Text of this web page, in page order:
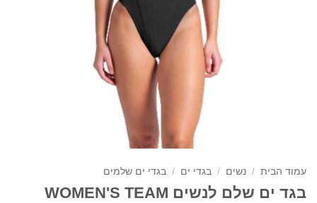
עמוד הבית / נשים / בגדי ים / בגדי ים שלמים
בגד ים שלם לנשים WOMEN'S TEAM